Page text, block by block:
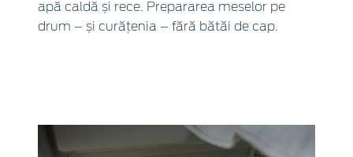
apă caldă și rece. Prepararea meselor pe
drum – și curățenia – fără bătăi de cap.